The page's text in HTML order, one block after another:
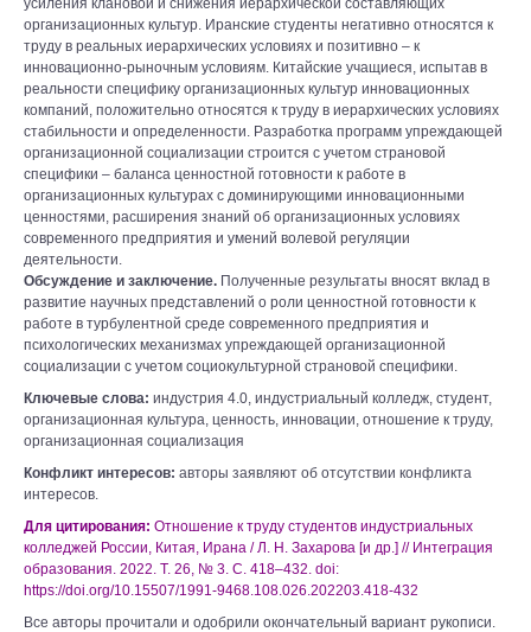
усиления клановой и снижения иерархической составляющих
организационных культур. Иранские студенты негативно относятся к
труду в реальных иерархических условиях и позитивно ‒ к
инновационно-рыночным условиям. Китайские учащиеся, испытав в
реальности специфику организационных культур инновационных
компаний, положительно относятся к труду в иерархических условиях
стабильности и определенности. Разработка программ упреждающей
организационной социализации строится c учетом страновой
специфики – баланса ценностной готовности к работе в
организационных культурах с доминирующими инновационными
ценностями, расширения знаний об организационных условиях
современного предприятия и умений волевой регуляции
деятельности.
Обсуждение и заключение. Полученные результаты вносят вклад в
развитие научных представлений о роли ценностной готовности к
работе в турбулентной среде современного предприятия и
психологических механизмах упреждающей организационной
социализации с учетом социокультурной страновой специфики.
Ключевые слова: индустрия 4.0, индустриальный колледж, студент,
организационная культура, ценность, инновации, отношение к труду,
организационная социализация
Конфликт интересов: авторы заявляют об отсутствии конфликта
интересов.
Для цитирования: Отношение к труду студентов индустриальных
колледжей России, Китая, Ирана / Л. Н. Захарова [и др.] // Интеграция
образования. 2022. Т. 26, № 3. С. 418–432. doi:
https://doi.org/10.15507/1991-9468.108.026.202203.418-432
Все авторы прочитали и одобрили окончательный вариант рукописи.